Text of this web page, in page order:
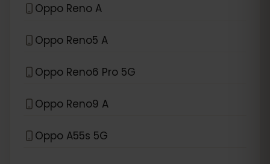
Oppo Reno A
Oppo Reno5 A
Oppo Reno6 Pro 5G
Oppo Reno9 A
Oppo A55s 5G